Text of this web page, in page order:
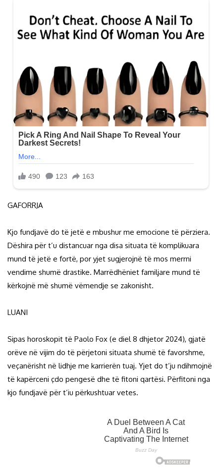
GAFORRJA
Kjo fundjavë do të jetë e mbushur me emocione të përziera.
Dëshira për t’u distancuar nga disa situata të komplikuara
mund të jetë e fortë, por yjet sugjerojnë të mos merrni
vendime shumë drastike. Marrëdhëniet familjare mund të
kërkojnë më shumë vëmendje se zakonisht.
LUANI
Sipas horoskopit të Paolo Fox (e diel 8 dhjetor 2024), gjatë
orëve në vijim do të përjetoni situata shumë të favorshme,
veçanërisht në lidhje me karrierën tuaj. Yjet do t’ju ndihmojnë
të kapërceni çdo pengesë dhe të fitoni qartësi. Përfitoni nga
kjo fundjavë për t’iu përkushtuar vetes.